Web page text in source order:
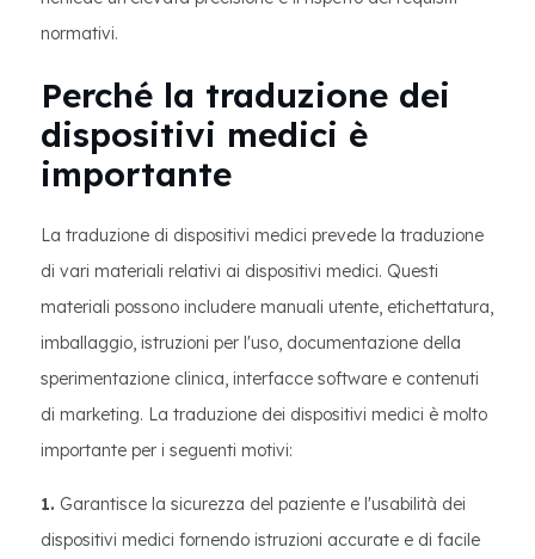
normativi.
Perché la traduzione dei
dispositivi medici è
importante
La traduzione di dispositivi medici prevede la traduzione
di vari materiali relativi ai dispositivi medici. Questi
materiali possono includere manuali utente, etichettatura,
imballaggio, istruzioni per l'uso, documentazione della
sperimentazione clinica, interfacce software e contenuti
di marketing. La traduzione dei dispositivi medici è molto
importante per i seguenti motivi:
1. Garantisce la sicurezza del paziente e l'usabilità dei
dispositivi medici fornendo istruzioni accurate e di facile